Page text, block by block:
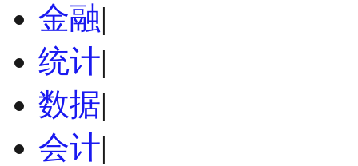
金融|
统计|
数据|
会计|